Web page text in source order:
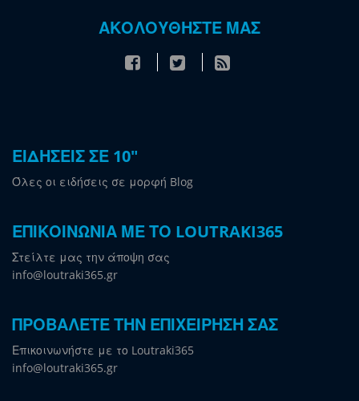
ΑΚΟΛΟΥΘΗΣΤΕ ΜΑΣ
ΕΙΔΗΣΕΙΣ ΣΕ 10"
Όλες οι ειδήσεις σε μορφή Blog
ΕΠΙΚΟΙΝΩΝΙΑ ΜΕ ΤΟ LOUTRAKI365
Στείλτε μας την άποψη σας
info@loutraki365.gr
ΠΡΟΒΑΛΕΤΕ ΤΗΝ ΕΠΙΧΕΙΡΗΣΗ ΣΑΣ
Επικοινωνήστε με το Loutraki365
info@loutraki365.gr